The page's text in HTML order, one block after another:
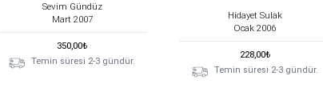
Sevim Gündüz
Mart 2007
350,00₺
Temin süresi 2-3 gündür.
Hidayet Sulak
Ocak 2006
228,00₺
Temin süresi 2-3 gündür.